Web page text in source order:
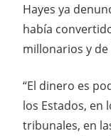
Hayes ya
había
millonarios y
“El dinero es
los Estados, en
tribunales, en